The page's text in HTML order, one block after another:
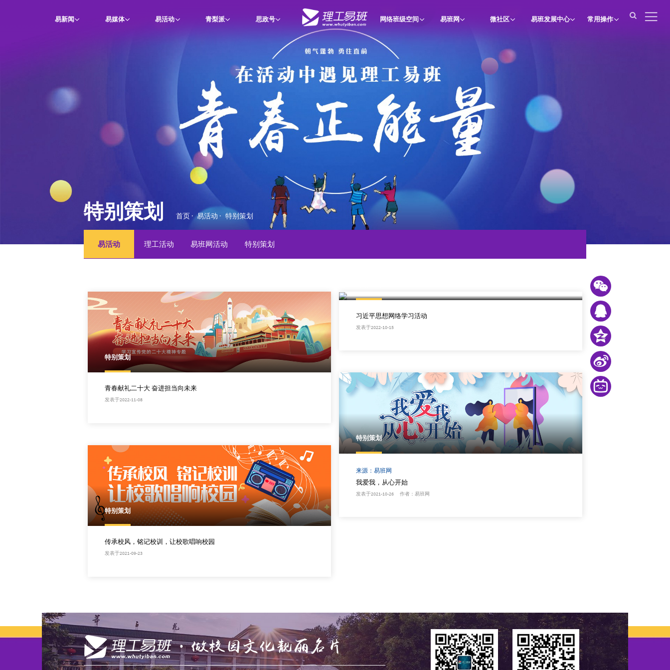

易新闻 易媒体 易活动 青梨派 思政号 网络班级空间 易班网 微社区 易班发展中心 常用操作
特别策划 首页· 易活动 · 特别策划
易活动 理工活动 易班网活动 特别策划
特别策划
青春献礼二十大 奋进担当向未来
发表于2022-11-08
习近平思想网络学习活动
发表于2022-10-15
特别策划
来源：易班网
我爱我，从心开始
发表于2021-10-26 作者：易班网
特别策划
传承校风，铭记校训，让校歌唱响校园
发表于2021-09-23